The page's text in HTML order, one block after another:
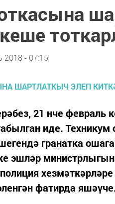
2018 - 07:15
21 нче февраль
иде. Техникум
гранатка
эшләр
фатирда